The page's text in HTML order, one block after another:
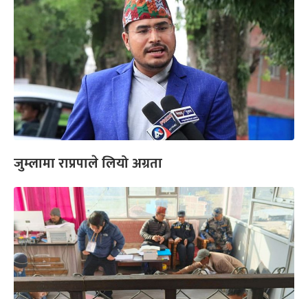
जुम्लामा राप्रपाले लियो अग्रता